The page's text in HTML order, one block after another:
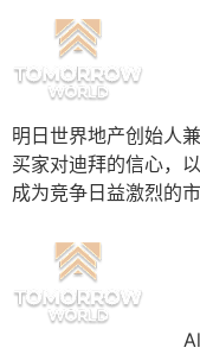
明日世界地产创始人
买家对迪拜的信心，
成为竞争日益激烈的